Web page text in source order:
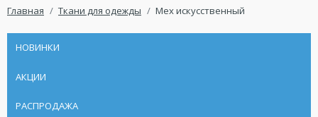
Главная Ткани для одежды Мех искусственный
НОВИНКИ
АКЦИИ
РАСПРОДАЖА